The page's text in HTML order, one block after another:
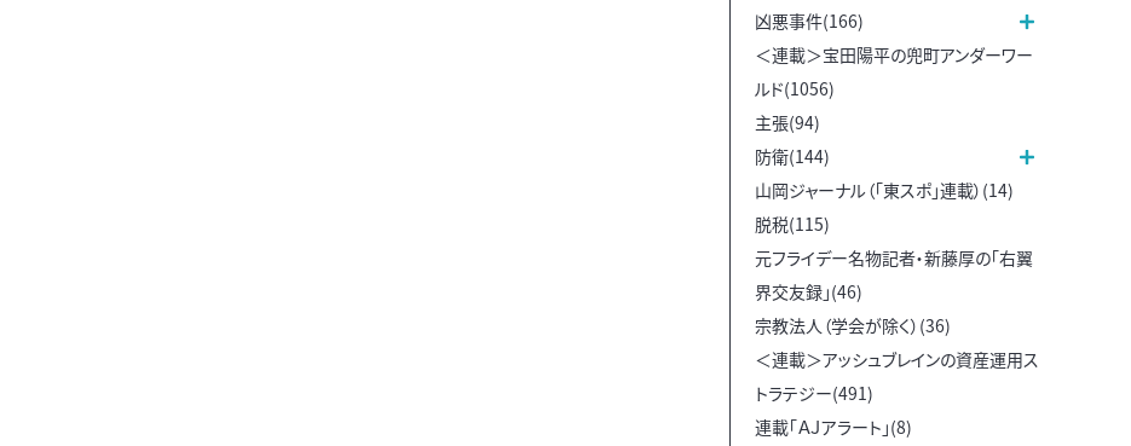
凶悪事件(166)
＜連載＞宝田陽平の兜町アンダーワー
ルド(1056)
主張(94)
防衛(144)
山岡ジャーナル（「東スポ」連載）(14)
脱税(115)
元フライデー名物記者・新藤厚の「右翼
界交友録」(46)
宗教法人（学会が除く）(36)
＜連載＞アッシュブレインの資産運用ス
トラテジー(491)
連載「ＡＪアラート」(8)